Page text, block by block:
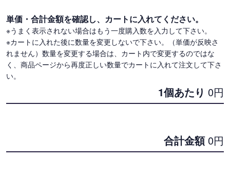
単価・合計金額を確認し、カートに入れてください。
※うまく表示されない場合はもう一度購入数を入力して下さい。
※カートに入れた後に数量を変更しないで下さい。（単価が反映さ
れません）数量を変更する場合は、カート内で変更するのではな
く、商品ページから再度正しい数量でカートに入れて注文して下さ
い。
1個あたり 0円
合計金額 0円